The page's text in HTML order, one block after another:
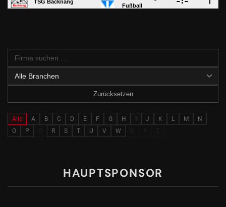
Zurücksetzen
Alle A B C D E F G H J K L M
N
O
P R S T U V W
HAUPTSPONSOR